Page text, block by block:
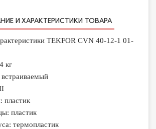
И ХАРАКТЕРИСТИКИ ТОВАРА
TEKFOR CVN 40-12-1 01-
кг
пластик
пластик
термопластик